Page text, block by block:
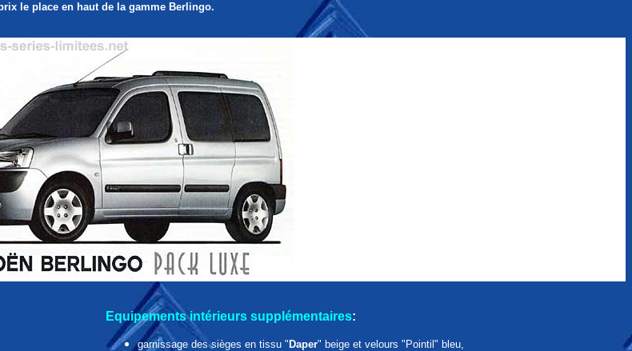
le place en haut de la gamme Berlingo.
Equipements intérieurs supplémentaires:
garnissage des sièges en tissu " Daper" beige et velours "Pointil" bleu,